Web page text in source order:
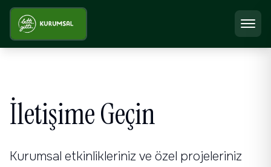
İletişime Geçin
Kurumsal etkinlikleriniz ve özel projeleriniz